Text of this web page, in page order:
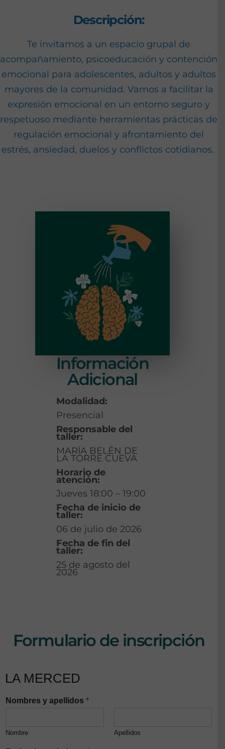
Descripción:
Te invitamos a un espacio grupal de
acompañamiento, psicoeducación y contención
emocional para adolescentes, adultos y adultos
mayores de la comunidad. Vamos a facilitar la
expresión emocional en un entorno seguro y
respetuoso mediante herramientas prácticas de
regulación emocional y afrontamiento del
estrés, ansiedad, duelos y conflictos cotidianos.
Información
Adicional
Modalidad:
Presencial
Responsable del
taller:
MARÍA BELÉN DE
LA TORRE CUEVA
Horario de
atención:
Jueves 18:00 – 19:00
Fecha de inicio de
taller:
06 de julio de 2026
Fecha de fin del
taller:
25 de agosto del
2026
Formulario de inscripción
LA MERCED
Nombres y apellidos *
Nombre Apellidos